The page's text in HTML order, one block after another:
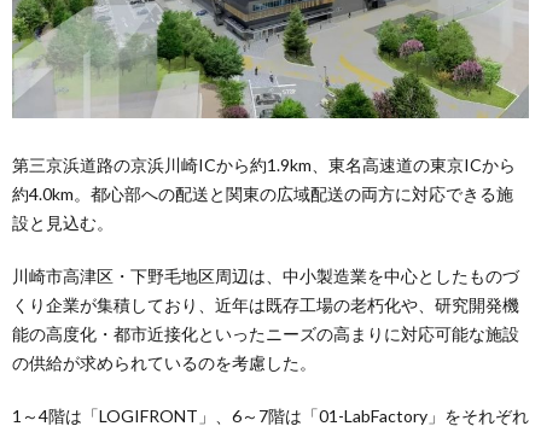
第三京浜道路の京浜川崎ICから約1.9km、東名高速道の東京ICから
約4.0km。都心部への配送と関東の広域配送の両方に対応できる施
設と見込む。
川崎市高津区・下野毛地区周辺は、中小製造業を中心としたものづ
くり企業が集積しており、近年は既存工場の老朽化や、研究開発機
能の高度化・都市近接化といったニーズの高まりに対応可能な施設
の供給が求められているのを考慮した。
1～4階は「LOGIFRONT」、6～7階は「01-LabFactory」をそれぞれ